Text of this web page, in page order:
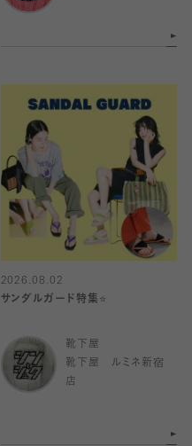
2026.08.02
サンダルガード特集⭐️
靴下屋
靴下屋 ルミネ新宿
店